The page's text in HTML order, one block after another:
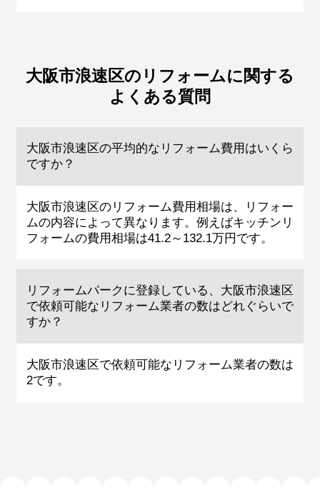
大阪市浪速区のリフォームに関する
よくある質問
大阪市浪速区の平均的なリフォーム費用はいくら
ですか？
大阪市浪速区のリフォーム費用相場は、リフォー
ムの内容によって異なります。例えばキッチンリ
フォームの費用相場は41.2～132.1万円です。
リフォームパークに登録している、大阪市浪速区
で依頼可能なリフォーム業者の数はどれぐらいで
すか？
大阪市浪速区で依頼可能なリフォーム業者の数は
2です。